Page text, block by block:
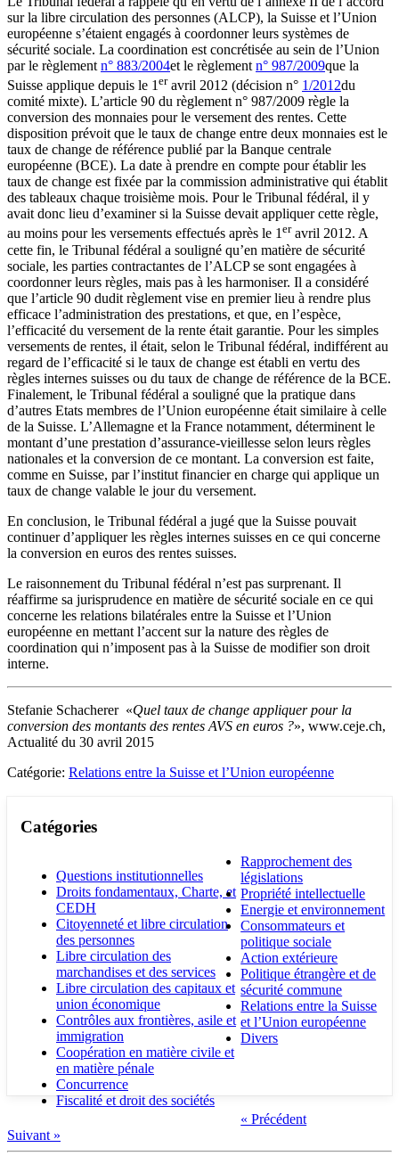
sur la libre circulation des personnes (ALCP), la Suisse et l’Union
européenne s’étaient engagés à coordonner leurs systèmes de
sécurité sociale. La coordination est concrétisée au sein de l’Union
par le règlement n° 883/2004et le règlement n° 987/2009que la
Suisse applique depuis le 1 eravril 2012 (décision n° 1/2012du
comité mixte). L’article 90 du règlement n° 987/2009 règle la
conversion des monnaies pour le versement des rentes. Cette
disposition prévoit que le taux de change entre deux monnaies est le
taux de change de référence publié par la Banque centrale
européenne (BCE). La date à prendre en compte pour établir les
taux de change est fixée par la commission administrative qui établit
des tableaux chaque troisième mois. Pour le Tribunal fédéral, il y
avait donc lieu d’examiner si la Suisse devait appliquer cette règle,
au moins pour les versements effectués après le 1eravril 2012. A
cette fin, le Tribunal fédéral a souligné qu’en matière de sécurité
sociale, les parties contractantes de l’ALCP se sont engagées à
coordonner leurs règles, mais pas à les harmoniser. Il a considéré
que l’article 90 dudit règlement vise en premier lieu à rendre plus
efficace l’administration des prestations, et que, en l’espèce,
l’efficacité du versement de la rente était garantie. Pour les simples
versements de rentes, il était, selon le Tribunal fédéral, indifférent au
regard de l’efficacité si le taux de change est établi en vertu des
règles internes suisses ou du taux de change de référence de la BCE.
Finalement, le Tribunal fédéral a souligné que la pratique dans
d’autres Etats membres de l’Union européenne était similaire à celle
de la Suisse. L’Allemagne et la France notamment, déterminent le
montant d’une prestation d’assurance-vieillesse selon leurs règles
nationales et la conversion de ce montant. La conversion est faite,
comme en Suisse, par l’institut financier en charge qui applique un
taux de change valable le jour du versement.
En conclusion, le Tribunal fédéral a jugé que la Suisse pouvait
continuer d’appliquer les règles internes suisses en ce qui concerne
la conversion en euros des rentes suisses.
Le raisonnement du Tribunal fédéral n’est pas surprenant. Il
réaffirme sa jurisprudence en matière de sécurité sociale en ce qui
concerne les relations bilatérales entre la Suisse et l’Union
européenne en mettant l’accent sur la nature des règles de
coordination qui n’imposent pas à la Suisse de modifier son droit
interne.
Stefanie Schacherer «Quel taux de change appliquer pour la
conversion des montants des rentes AVS en euros ?», www.ceje.ch,
Actualité du 30 avril 2015
Catégorie: Relations entre la Suisse et l’Union européenne
Catégories
Questions institutionnelles
Droits fondamentaux, Charte, et
CEDH
Citoyenneté et libre circulation
des personnes
Libre circulation des
marchandises et des services
Libre circulation des capitaux et
union économique
Contrôles aux frontières, asile et
immigration
Coopération en matière civile et
en matière pénale
Concurrence
Fiscalité et droit des sociétés
Rapprochement des
législations
Propriété intellectuelle
Energie et environnement
Consommateurs et
politique sociale
Action extérieure
Politique étrangère et de
sécurité commune
Relations entre la Suisse
et l’Union européenne
Divers
« Précédent
Suivant »